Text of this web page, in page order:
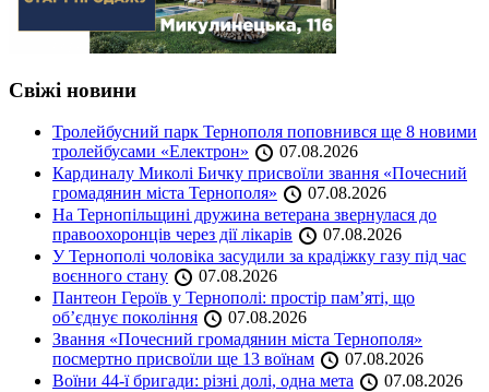
Свіжі новини
Тролейбусний парк Тернополя поповнився ще 8 новими
тролейбусами «Електрон»
07.08.2026
Кардиналу Миколі Бичку присвоїли звання «Почесний
громадянин міста Тернополя»
07.08.2026
На Тернопільщині дружина ветерана звернулася до
правоохоронців через дії лікарів
07.08.2026
У Тернополі чоловіка засудили за крадіжку газу під час
воєнного стану
07.08.2026
Пантеон Героїв у Тернополі: простір пам’яті, що
об’єднує покоління
07.08.2026
Звання «Почесний громадянин міста Тернополя»
посмертно присвоїли ще 13 воїнам
07.08.2026
Воїни 44-ї бригади: різні долі, одна мета
07.08.2026